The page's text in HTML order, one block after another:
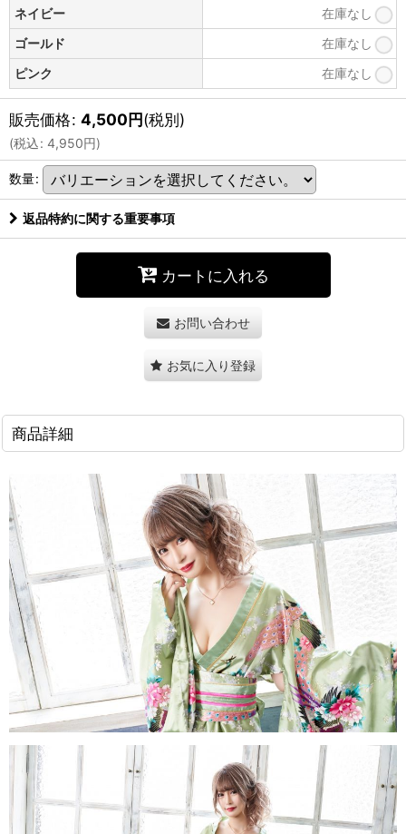
ネイビー
在庫なし
ゴールド
在庫なし
ピンク
在庫なし
販売価格: 4,500円(税別)
(税込: 4,950円)
数量:
返品特約に関する重要事項
カートに入れる
お問い合わせ
お気に入り登録
商品詳細